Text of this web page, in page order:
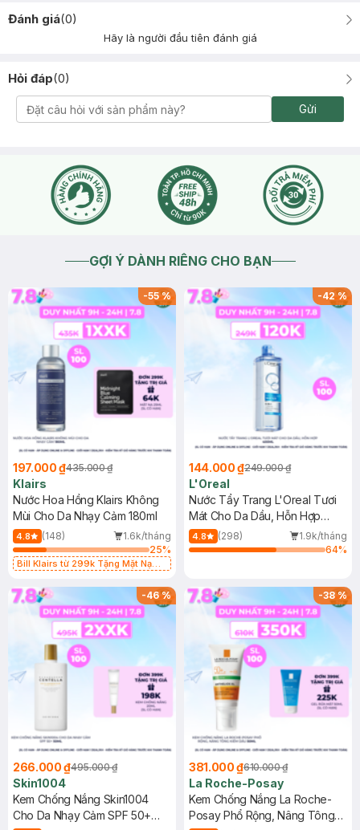
Đánh giá(0)
Hãy là người đầu tiên đánh giá
Hỏi đáp(0)
Gửi
GỢI Ý DÀNH RIÊNG CHO BẠN
-55%
197.000 ₫435.000 ₫
Klairs
Nước Hoa Hồng Klairs Không
Mùi Cho Da Nhạy Cảm 180ml
4.8 (148)
1.6k/tháng
25%
Bill Klairs từ 299k Tặng Mặt Nạ
25ml (SL Có Hạn)
-42%
144.000 ₫249.000 ₫
L'Oreal
Nước Tẩy Trang L'Oreal Tươi
Mát Cho Da Dầu, Hỗn Hợp
400ml
4.8 (298)
1.9k/tháng
64%
-46%
266.000 ₫495.000 ₫
Skin1004
Kem Chống Nắng Skin1004
Cho Da Nhạy Cảm SPF 50+
-38%
381.000 ₫610.000 ₫
La Roche-Posay
Kem Chống Nắng La Roche-
Posay Phổ Rộng, Nâng Tông